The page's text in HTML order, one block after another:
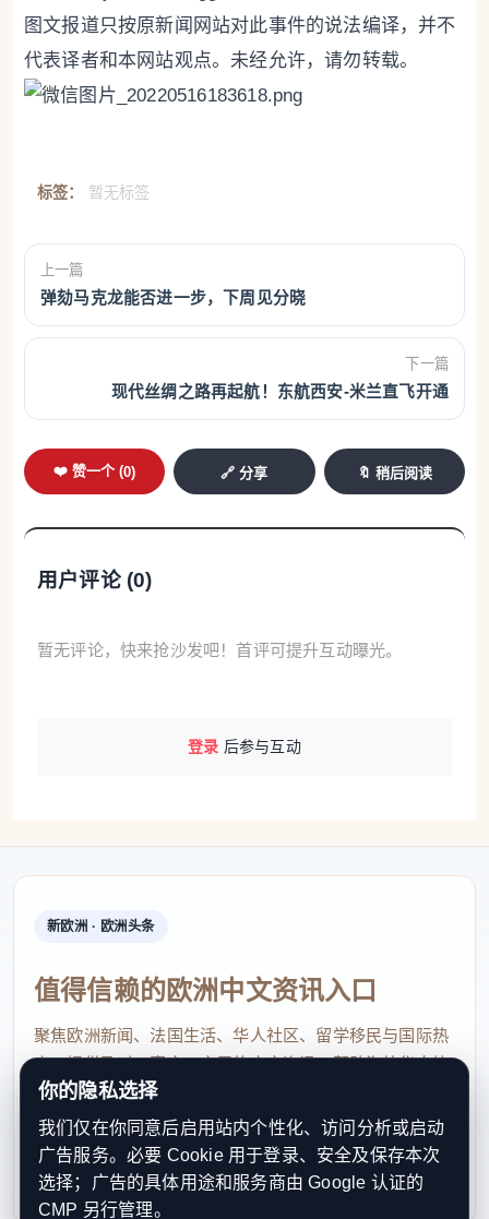
图文报道只按原新闻网站对此事件的说法编译，并不
代表译者和本网站观点。未经允许，请勿转载。
标签： 暂无标签
上一篇
弹劾马克龙能否进一步，下周见分晓
下一篇
现代丝绸之路再起航！东航西安-米兰直飞开通
❤️ 赞一个 (0) 🔗 分享 🔖 稍后阅读
用户评论 (0)
暂无评论，快来抢沙发吧！首评可提升互动曝光。
登录 后参与互动
新欧洲 · 欧洲头条
值得信赖的欧洲中文资讯入口
聚焦欧洲新闻、法国生活、华人社区、留学移民与国际热
点，提供及时、真实、实用的中文资讯，帮助海外华人快
速了解欧洲动态。
contact@xinouzhou.com
服务支持、版权与合作：工作日优先处理站务、投稿与权
利通知
你的隐私选择
我们仅在你同意后启用站内个性化、访问分析或启动
广告服务。必要 Cookie 用于登录、安全及保存本次
选择；广告的具体用途和服务商由 Google 认证的
CMP 另行管理。